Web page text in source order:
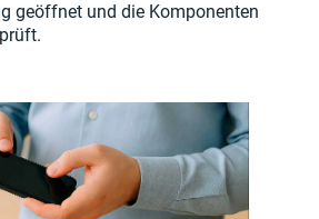
geöffnet und die Komponenten